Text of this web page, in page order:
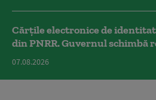
Cărțile electronice de
din PNRR. Guvernul schimbă
07.08.2026